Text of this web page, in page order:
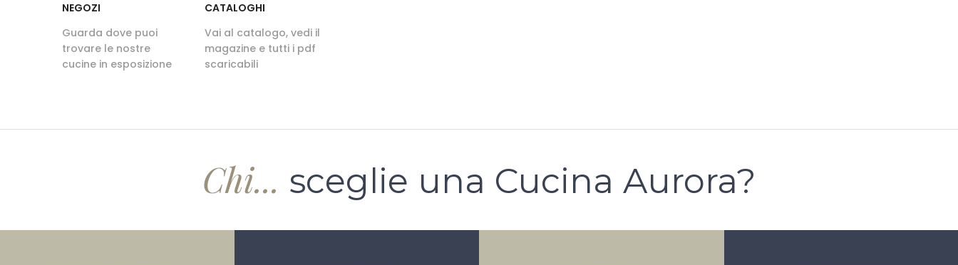
NEGOZI
Guarda dove puoi
trovare le nostre
cucine in esposizione
CATALOGHI
Vai al catalogo, vedi il
magazine e tutti i pdf
scaricabili
Chi... sceglie una Cucina Aurora?